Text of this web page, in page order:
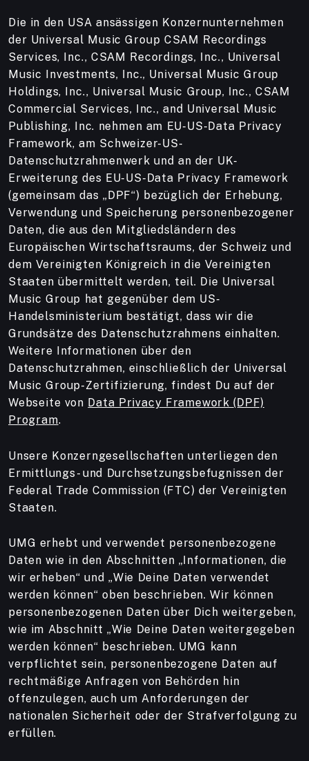
Die in den USA ansässigen Konzernunternehmen
der Universal Music Group CSAM Recordings
Services, Inc., CSAM Recordings, Inc., Universal
Music Investments, Inc., Universal Music Group
Holdings, Inc., Universal Music Group, Inc., CSAM
Commercial Services, Inc., and Universal Music
Publishing, Inc. nehmen am EU-US-Data Privacy
Framework, am Schweizer-US-
Datenschutzrahmenwerk und an der UK-
Erweiterung des EU-US-Data Privacy Framework
(gemeinsam das „DPF“) bezüglich der Erhebung,
Verwendung und Speicherung personenbezogener
Daten, die aus den Mitgliedsländern des
Europäischen Wirtschaftsraums, der Schweiz und
dem Vereinigten Königreich in die Vereinigten
Staaten übermittelt werden, teil. Die Universal
Music Group hat gegenüber dem US-
Handelsministerium bestätigt, dass wir die
Grundsätze des Datenschutzrahmens einhalten.
Weitere Informationen über den
Datenschutzrahmen, einschließlich der Universal
Music Group-Zertifizierung, findest Du auf der
Webseite von Data Privacy Framework (DPF)
Program.
Unsere Konzerngesellschaften unterliegen den
Ermittlungs- und Durchsetzungsbefugnissen der
Federal Trade Commission (FTC) der Vereinigten
Staaten.
UMG erhebt und verwendet personenbezogene
Daten wie in den Abschnitten „Informationen, die
wir erheben“ und „Wie Deine Daten verwendet
werden können“ oben beschrieben. Wir können
personenbezogenen Daten über Dich weitergeben,
wie im Abschnitt „Wie Deine Daten weitergegeben
werden können“ beschrieben. UMG kann
verpflichtet sein, personenbezogene Daten auf
rechtmäßige Anfragen von Behörden hin
offenzulegen, auch um Anforderungen der
nationalen Sicherheit oder der Strafverfolgung zu
erfüllen.